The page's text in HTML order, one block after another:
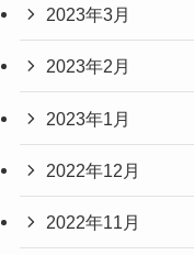
2023年3月
2023年2月
2023年1月
2022年12月
2022年11月